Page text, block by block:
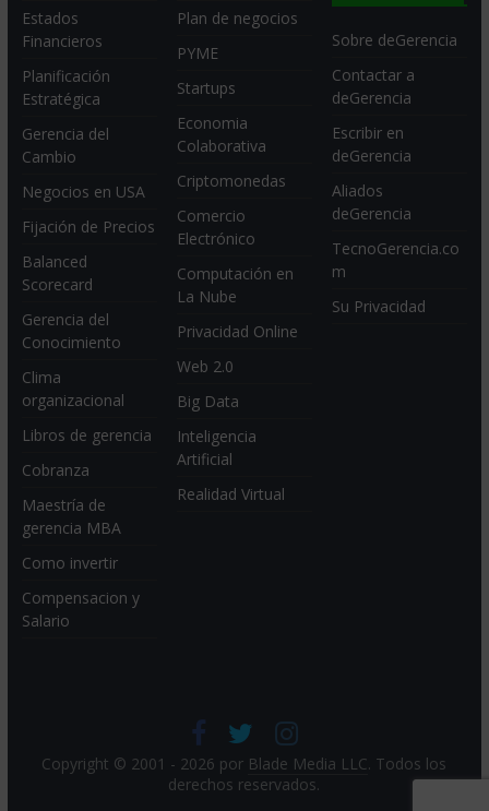
Estados
Financieros
Planificación
Estratégica
Gerencia del
Cambio
Negocios en USA
Fijación de Precios
Balanced
Scorecard
Gerencia del
Conocimiento
Clima
organizacional
Libros de gerencia
Cobranza
Maestría de
gerencia MBA
Como invertir
Compensacion y
Salario
Plan de negocios
PYME
Startups
Economia
Colaborativa
Criptomonedas
Comercio
Electrónico
Computación en
La Nube
Privacidad Online
Web 2.0
Big Data
Inteligencia
Artificial
Realidad Virtual
Sobre deGerencia
Contactar a
deGerencia
Escribir en
deGerencia
Aliados
deGerencia
TecnoGerencia.co
m
Su Privacidad
Copyright © 2001 - 2026 por Blade Media LLC. Todos los
derechos reservados.